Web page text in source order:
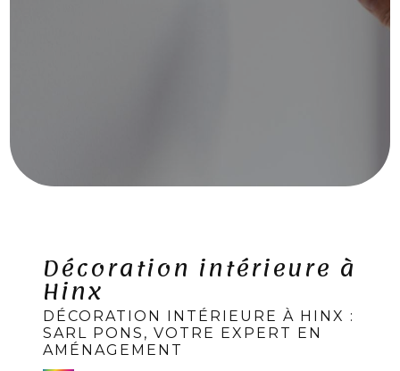
Décoration intérieure à
Hinx
DÉCORATION INTÉRIEURE À HINX :
SARL PONS, VOTRE EXPERT EN
AMÉNAGEMENT